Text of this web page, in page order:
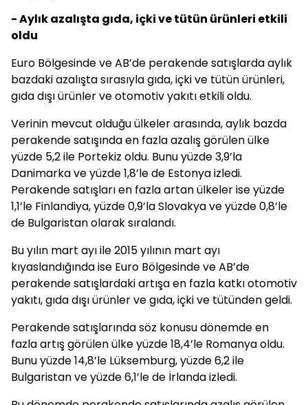
- Aylık azalışta gıda, içki ve tütün ürünleri etkili
oldu
Euro Bölgesinde ve AB’de perakende satışlarda aylık
bazdaki azalışta sırasıyla gıda, içki ve tütün ürünleri,
gıda dışı ürünler ve otomotiv yakıtı etkili oldu.
Verinin mevcut olduğu ülkeler arasında, aylık bazda
perakende satışında en fazla azalış görülen ülke
yüzde 5,2 ile Portekiz oldu. Bunu yüzde 3,9’la
Danimarka ve yüzde 1,8’le de Estonya izledi.
Perakende satışları en fazla artan ülkeler ise yüzde
1,1’le Finlandiya, yüzde 0,9’la Slovakya ve yüzde 0,8’le
de Bulgaristan olarak sıralandı.
Bu yılın mart ayı ile 2015 yılının mart ayı
kıyaslandığında ise Euro Bölgesinde ve AB’de
perakende satışlardaki artışa en fazla katkı otomotiv
yakıtı, gıda dışı ürünler ve gıda, içki ve tütünden geldi.
Perakende satışlarında söz konusu dönemde en
fazla artış görülen ülke yüzde 18,4’le Romanya oldu.
Bunu yüzde 14,8’le Lüksemburg, yüzde 6,2 ile
Bulgaristan ve yüzde 6,1’le de İrlanda izledi.